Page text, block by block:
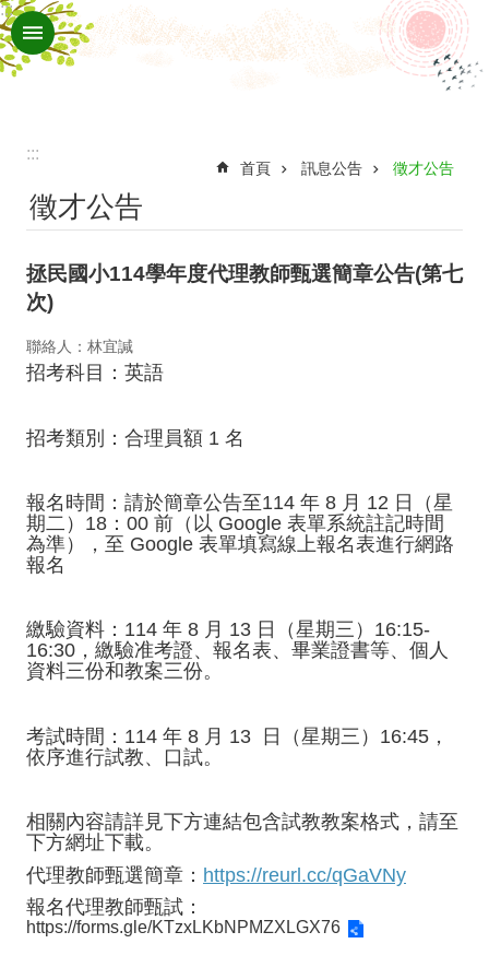
跳到主要內容區塊
進
認
民
拯
民
生
招
生
回
首
網
站
覽
行
政
單
位
:::
:::
首頁 訊息公告 徵才公告
徵才公告
拯民國小114學年度代理教師甄選簡章公告(第七
次)
聯絡人：林宜諴
招考科目：英語
招考類別：合理員額 1 名
報名時間：請於簡章公告至114 年 8 月 12 日（星
期二）18：00 前（以 Google 表單系統註記時間
為準），至 Google 表單填寫線上報名表進行網路
報名
繳驗資料：114 年 8 月 13 日 （星期三）16:15-
16:30，繳驗准考證、報名表、畢業證書等、個人
資料三份和教案三份。
考試時間：114 年 8 月 13 日 （星期三） 16:45，
依序進行試教、口試。
相關內容請詳見下方連結包含試教教案格式，請至
下方網址下載。
代理教師甄選簡章： https://reurl.cc/qGaVNy
報名代理教師甄試：
https://forms.gle/KTzxLKbNPMZXLGX76